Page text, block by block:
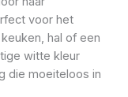
voor het
hal of een
witte kleur
die moeiteloos in